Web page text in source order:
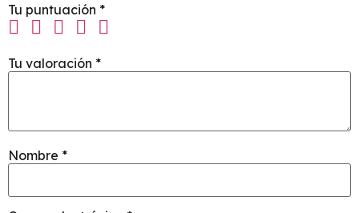
Tu puntuación *
Tu valoración *
Nombre *